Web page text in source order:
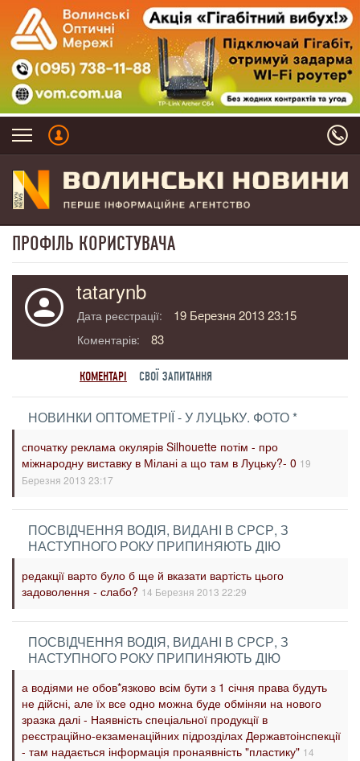
ПРОФІЛЬ КОРИСТУВАЧА
tatarynb
Дата реєстрації: 19 Березня 2013 23:15
Коментарів: 83
КОМЕНТАРІ СВОЇ ЗАПИТАННЯ
НОВИНКИ ОПТОМЕТРІЇ - У ЛУЦЬКУ. ФОТО *
спочатку реклама окулярів Silhouette потім - про
міжнародну виставку в Мілані а що там в Луцьку?- 0 19
Березня 2013 23:17
ПОСВІДЧЕННЯ ВОДІЯ, ВИДАНІ В СРСР, З
НАСТУПНОГО РОКУ ПРИПИНЯЮТЬ ДІЮ
редакції варто було б ще й вказати вартість цього
задоволення - слабо? 14 Березня 2013 22:29
ПОСВІДЧЕННЯ ВОДІЯ, ВИДАНІ В СРСР, З
НАСТУПНОГО РОКУ ПРИПИНЯЮТЬ ДІЮ
а водіями не обов*язково всім бути з 1 січня права будуть
не дійсні, але їх все одно можна буде обміняи на нового
зразка далі - Наявність спеціальної продукції в
реєстраційно-екзаменаційних підрозділах Державтоінспекції
- там надається інформація пронаявність "пластику" 14